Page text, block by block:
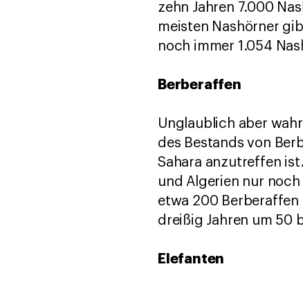
zehn Jahren 7.000
meisten Nashörner
noch immer 1.054
Berberaffen
Unglaublich aber
des Bestands von
Sahara anzutreffen
und Algerien nur
etwa 200 Berberaffen
dreißig Jahren um 50
Elefanten